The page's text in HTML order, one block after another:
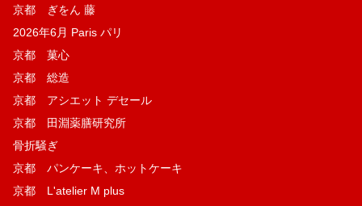
京都 ぎをん 藤
2026年6月 Paris パリ
京都 菓​心
京都 総造
京都 アシエット デセール
京都 田淵薬膳研究所
骨折騒ぎ
京都 パンケーキ、ホットケーキ
京都 L'atelier M plus